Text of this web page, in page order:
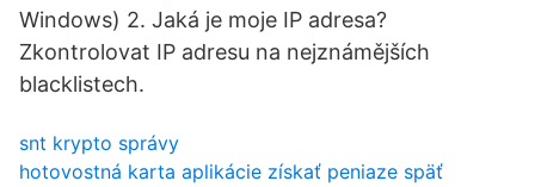
Windows) 2. Jaká je moje IP adresa?
Zkontrolovat IP adresu na nejznámějších
blacklistech.
snt krypto správy
hotovostná karta aplikácie získať peniaze späť